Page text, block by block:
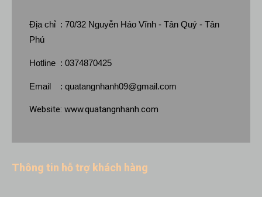
Địa chỉ : 70/32 Nguyễn Háo Vĩnh - Tân Quý - Tân
Phú
Hotline : 0374870425
Email : quatangnhanh09@gmail.com
Website: www.quatangnhanh.com
Thông tin hỗ trợ khách hàng